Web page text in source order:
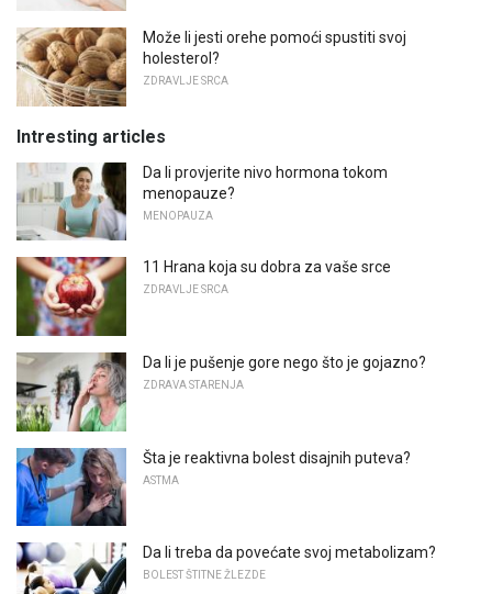
Može li jesti orehe pomoći spustiti svoj
holesterol?
ZDRAVLJE SRCA
Intresting articles
Da li provjerite nivo hormona tokom
menopauze?
MENOPAUZA
11 Hrana koja su dobra za vaše srce
ZDRAVLJE SRCA
Da li je pušenje gore nego što je gojazno?
ZDRAVA STARENJA
Šta je reaktivna bolest disajnih puteva?
ASTMA
Da li treba da povećate svoj metabolizam?
BOLEST ŠTITNE ŽLEZDE